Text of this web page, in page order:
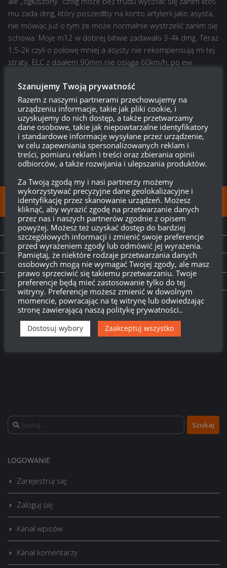
mu zada dmg, który poszedłby na konto artylerii jako asysta,
nie mówiąc już o tym że może normalnie wystrzelić zanim się
schowa. Moje m12 w dobrej bitwie zadawało 3-4k dmg. Teraz
1,5-2k czyli o połowę mniej a asysty nie rekompensują mi tej
straty. ELC z działem 90mm nie osiąga 60km/h, po ew
przebiciem nawet lekko opancerzonych pojazdów (rykoszet
od boku wieży hellcata i boku artylerii francuskiej – Lorr 155)
0 Odpowiedz
FOLLOW:
NEXT STORY
0.9.18_2 – mikrołatka
PREVIOUS STORY
Ph3lan na temat patcha 9.18
Twitch.tv - Zurugula
Szukaj:
LOGOWANIE
Zarejestruj się
Zaloguj się
Kanał wpisów
Kanał komentarzy
Szanujemy Twoją prywatność
Razem z naszymi partnerami przechowujemy na
urządzeniu informacje, takie jak pliki cookie, i
uzyskujemy do nich dostęp, a także przetwarzamy
dane osobowe, takie jak niepowtarzalne identyfikatory
i standardowe informacje wysyłane przez urządzenie,
w celu zapewniania spersonalizowanych reklam i
treści, pomiaru reklam i treści oraz zbierania opinii
odbiorców, a także rozwijania i ulepszania produktów.
Za Twoją zgodą my i nasi partnerzy możemy
wykorzystywać precyzyjne dane geolokalizacyjne i
identyfikację przez skanowanie urządzeń. Możesz
kliknąć, aby wyrazić zgodę na przetwarzanie danych
przez nas i naszych partnerów zgodnie z opisem
powyżej. Możesz też uzyskać dostęp do bardziej
szczegółowych informacji i zmienić swoje preferencje
przed wyrażeniem zgody lub odmówić jej wyrażenia.
Pamiętaj, że niektóre rodzaje przetwarzania danych
osobowych mogą nie wymagać Twojej zgody, ale masz
prawo sprzeciwić się takiemu przetwarzaniu. Twoje
preferencje będą mieć zastosowanie tylko do tej
witryny. Preferencje możesz zmienić w dowolnym
momencie, powracając na tę witrynę lub odwiedzając
stronę zawierającą naszą politykę prywatności..
Dostosuj wybory Zaakceptuj wszystko